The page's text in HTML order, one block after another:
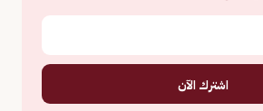
اشترك الآن